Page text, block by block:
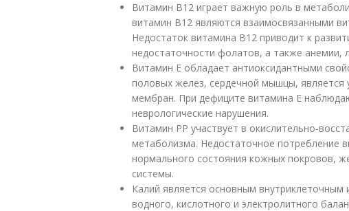
Витамин В12 играет важную роль в
витамин В12 являются взаимосвязанными
Недостаток витамина В12 приводит к
недостаточности фолатов, а также анемии,
Витамин Е обладает антиоксидантными
половых желез, сердечной мышцы, является
мембран. При дефиците витамина Е
неврологические нарушения.
Витамин РР участвует в окислительно-
метаболизма. Недостаточное потребление
нормального состояния кожных покровов,
системы.
Калий является основным
водного, кислотного и электролитного